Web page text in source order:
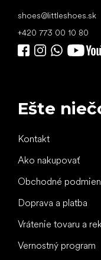
shoes@littleshoes.sk
+420 773 00 10 80
Ešte
Kontakt
Ako nakupovať
Obchodné
Doprava a platba
Vrátenie tovaru a
Vernostný program